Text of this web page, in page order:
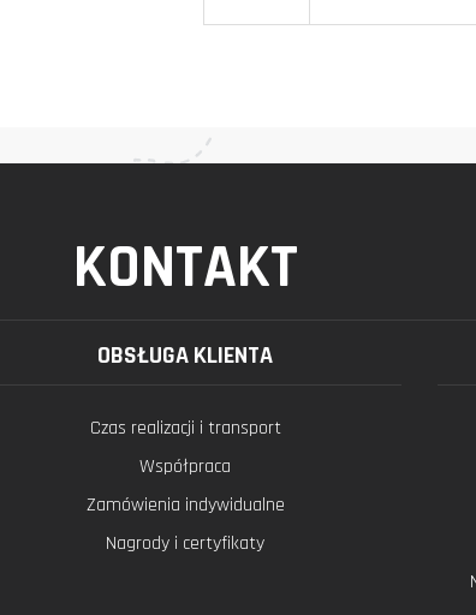
KONTAKT
OBSŁUGA KLIENTA
Czas realizacji i transport
Współpraca
Zamówienia indywidualne
Nagrody i certyfikaty